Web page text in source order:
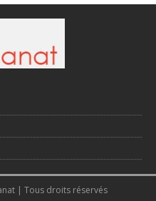
| Tous droits réservés